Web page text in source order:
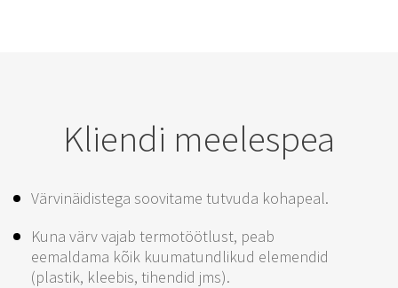
Kliendi meelespea
Värvinäidistega soovitame tutvuda kohapeal.
Kuna värv vajab termotöötlust, peab
eemaldama kõik kuumatundlikud elemendid
(plastik, kleebis, tihendid jms).